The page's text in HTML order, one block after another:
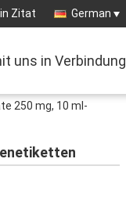
Zitat German
uns in Verbindung
250 mg, 10 ml-